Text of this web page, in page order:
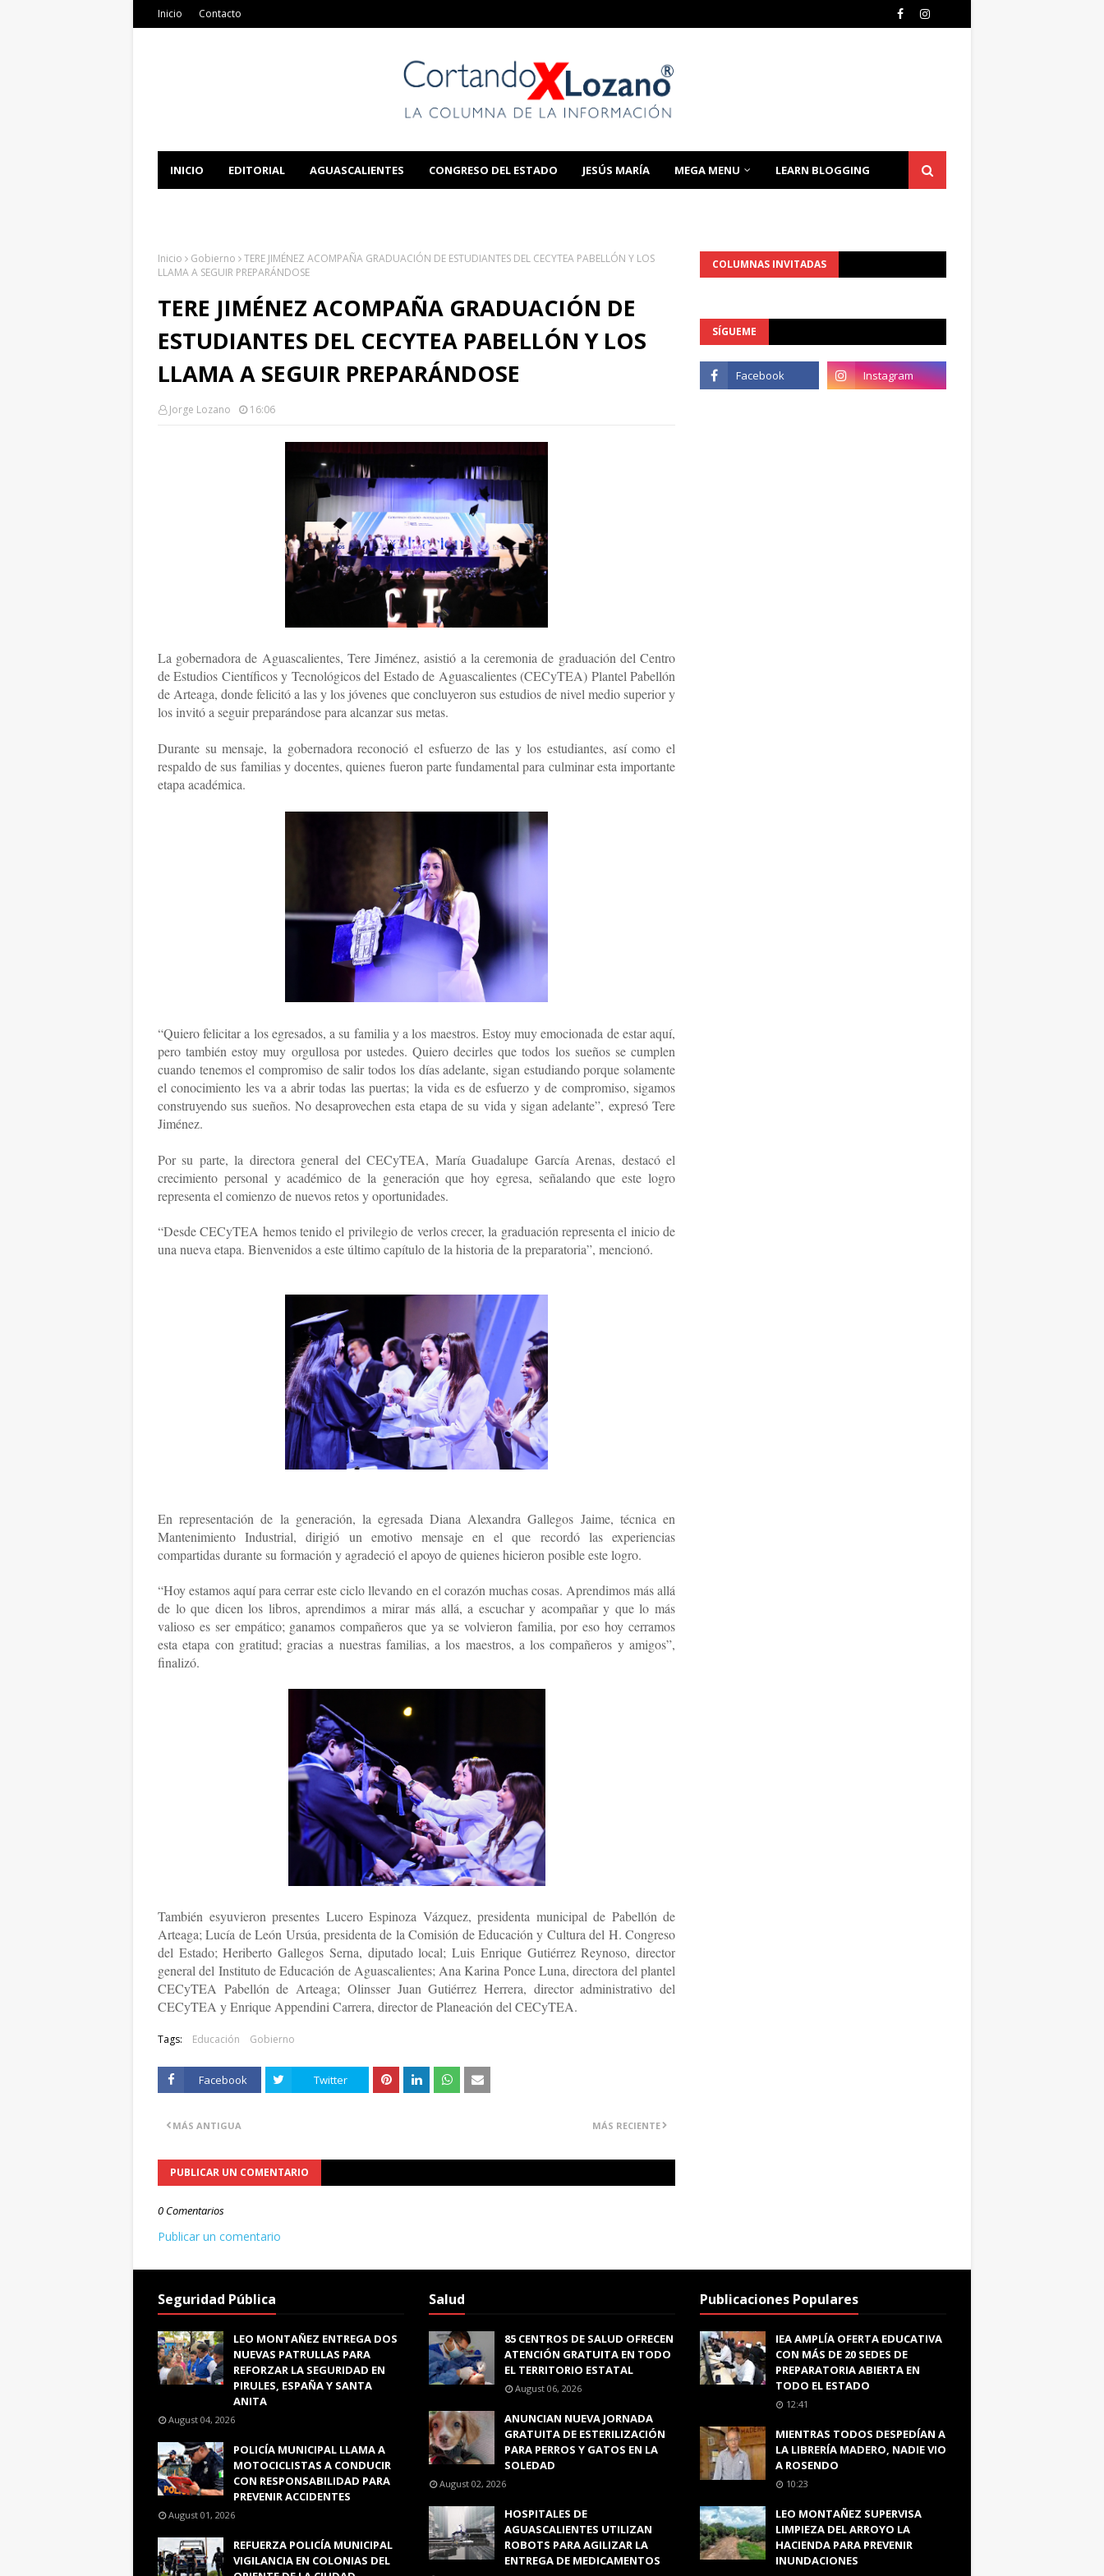
Inicio Contacto
INICIO EDITORIAL AGUASCALIENTES CONGRESO DEL ESTADO JESÚS MARÍA MEGA MENU LEARN BLOGGING
Inicio Gobierno
TERE JIMÉNEZ ACOMPAÑA GRADUACIÓN DE ESTUDIANTES DEL CECYTEA PABELLÓN Y LOS
LLAMA A SEGUIR PREPARÁNDOSE
TERE JIMÉNEZ ACOMPAÑA GRADUACIÓN DE
ESTUDIANTES DEL CECYTEA PABELLÓN Y LOS
LLAMA A SEGUIR PREPARÁNDOSE
Jorge Lozano 16:06
La gobernadora de Aguascalientes, Tere Jiménez, asistió a la ceremonia de graduación del Centro
de Estudios Científicos y Tecnológicos del Estado de Aguascalientes (CECyTEA) Plantel Pabellón
de Arteaga, donde felicitó a las y los jóvenes que concluyeron sus estudios de nivel medio superior y
los invitó a seguir preparándose para alcanzar sus metas.
Durante su mensaje, la gobernadora reconoció el esfuerzo de las y los estudiantes, así como el
respaldo de sus familias y docentes, quienes fueron parte fundamental para culminar esta importante
etapa académica.
“Quiero felicitar a los egresados, a su familia y a los maestros. Estoy muy emocionada de estar aquí,
pero también estoy muy orgullosa por ustedes. Quiero decirles que todos los sueños se cumplen
cuando tenemos el compromiso de salir todos los días adelante, sigan estudiando porque solamente
el conocimiento les va a abrir todas las puertas; la vida es de esfuerzo y de compromiso, sigamos
construyendo sus sueños. No desaprovechen esta etapa de su vida y sigan adelante”, expresó Tere
Jiménez.
Por su parte, la directora general del CECyTEA, María Guadalupe García Arenas, destacó el
crecimiento personal y académico de la generación que hoy egresa, señalando que este logro
representa el comienzo de nuevos retos y oportunidades.
“Desde CECyTEA hemos tenido el privilegio de verlos crecer, la graduación representa el inicio de
una nueva etapa. Bienvenidos a este último capítulo de la historia de la preparatoria”, mencionó.
En representación de la generación, la egresada Diana Alexandra Gallegos Jaime, técnica en
Mantenimiento Industrial, dirigió un emotivo mensaje en el que recordó las experiencias
compartidas durante su formación y agradeció el apoyo de quienes hicieron posible este logro.
“Hoy estamos aquí para cerrar este ciclo llevando en el corazón muchas cosas. Aprendimos más allá
de lo que dicen los libros, aprendimos a mirar más allá, a escuchar y acompañar y que lo más
valioso es ser empático; ganamos compañeros que ya se volvieron familia, por eso hoy cerramos
esta etapa con gratitud; gracias a nuestras familias, a los maestros, a los compañeros y amigos”,
finalizó.
También esyuvieron presentes Lucero Espinoza Vázquez, presidenta municipal de Pabellón de
Arteaga; Lucía de León Ursúa, presidenta de la Comisión de Educación y Cultura del H. Congreso
del Estado; Heriberto Gallegos Serna, diputado local; Luis Enrique Gutiérrez Reynoso, director
general del Instituto de Educación de Aguascalientes; Ana Karina Ponce Luna, directora del plantel
CECyTEA Pabellón de Arteaga; Olinsser Juan Gutiérrez Herrera, director administrativo del
CECyTEA y Enrique Appendini Carrera, director de Planeación del CECyTEA.
Tags: Educación Gobierno
Facebook Twitter
MÁS RECIENTE
MÁS ANTIGUA
PUBLICAR UN COMENTARIO
0 Comentarios
Publicar un comentario
COLUMNAS INVITADAS
SÍGUEME
Seguridad Pública
LEO MONTAÑEZ ENTREGA DOS
NUEVAS PATRULLAS PARA
REFORZAR LA SEGURIDAD EN
PIRULES, ESPAÑA Y SANTA
ANITA
August 04, 2026
POLICÍA MUNICIPAL LLAMA A
MOTOCICLISTAS A CONDUCIR
CON RESPONSABILIDAD PARA
PREVENIR ACCIDENTES
August 01, 2026
REFUERZA POLICÍA MUNICIPAL
VIGILANCIA EN COLONIAS DEL
Salud
85 CENTROS DE SALUD OFRECEN
ATENCIÓN GRATUITA EN TODO
EL TERRITORIO ESTATAL
August 06, 2026
ANUNCIAN NUEVA JORNADA
GRATUITA DE ESTERILIZACIÓN
PARA PERROS Y GATOS EN LA
SOLEDAD
August 02, 2026
HOSPITALES DE
AGUASCALIENTES UTILIZAN
ROBOTS PARA AGILIZAR LA
ENTREGA DE MEDICAMENTOS
Publicaciones Populares
IEA AMPLÍA OFERTA EDUCATIVA
CON MÁS DE 20 SEDES DE
PREPARATORIA ABIERTA EN
TODO EL ESTADO
12:41
MIENTRAS TODOS DESPEDÍAN A
LA LIBRERÍA MADERO, NADIE VIO
A ROSENDO
10:23
LEO MONTAÑEZ SUPERVISA
LIMPIEZA DEL ARROYO LA
HACIENDA PARA PREVENIR
INUNDACIONES